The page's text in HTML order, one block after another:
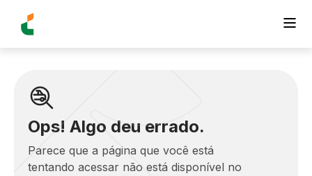
Ops! Algo deu errado.
Parece que a página que você está
tentando acessar não está disponível no